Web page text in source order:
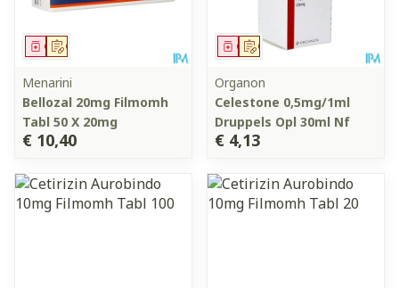
Op voorschrift
Geneesmiddel
Menarini
Bellozal 20mg Filmomh
Tabl 50 X 20mg
€ 10,40
Op voorschrift
Geneesmiddel
Organon
Celestone 0,5mg/1ml
Druppels Opl 30ml Nf
€ 4,13